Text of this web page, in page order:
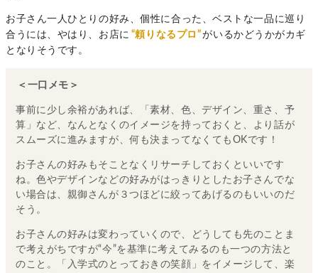
お子さん一人ひとりの好み、個性に合った、ベストな一品に巡り
合うには、やはり、お店に “頼りなるプロ”がいるかどうかがカギ
となりそうです。
＜一口メモ＞
事前に少し余裕があれば、「素材、色、デザイン、重さ、予
算」など、なんとなくのイメージを持っておくと、より話が
スムーズに進みますが、何も決まってなくてもOKです！
お子さんの好みもそことなくリサーチしておくといいです
ね。色やデザインなどの好みがはっきりとしたお子さんでな
い場合は、親御さんが３つほどに絞ってあげるのもいいのだ
そう。
お子さんの好みは変わっていくので、どうしても先のことま
で考えがちですが“今”を基準に考えてみるのも一つの方法と
のこと。「入学式のとっておきの笑顔」をイメージして、楽